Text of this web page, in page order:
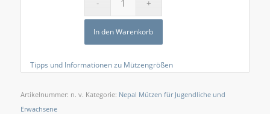
In den Warenkorb
Tipps und Informationen zu Mützengrößen
Artikelnummer: n. v. Kategorie: Nepal Mützen für Jugendliche und
Erwachsene